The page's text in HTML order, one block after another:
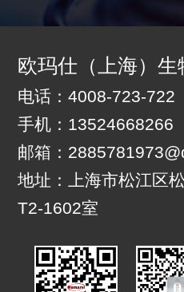
欧玛仕（上海）生
电话：4008-723-722
手机：13524668266
邮箱：
地址：上海市松江区
T2-1602室